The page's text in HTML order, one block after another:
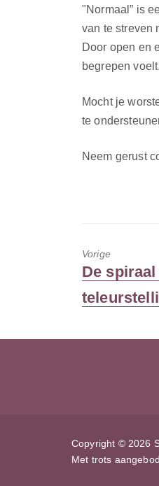
"Normaal” is
van te streven
Door open en
begrepen voelt.
Mocht je
te
Neem gerust
Vorige
Vorig
De
Copyright © 2026
Met trots